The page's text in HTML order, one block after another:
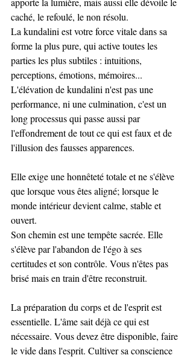
caché, le refoulé, le non résolu.
La kundalini est votre force vitale dans sa
forme la plus pure, qui active toutes les
parties les plus subtiles : intuitions,
perceptions, émotions, mémoires...
L'élévation de kundalini n'est pas une
performance, ni une culmination, c'est un
long processus qui passe aussi par
l'effondrement de tout ce qui est faux et de
l'illusion des fausses apparences.
Elle exige une honnêteté totale et ne s'élève
que lorsque vous êtes aligné; lorsque le
monde intérieur devient calme, stable et
ouvert.
Son chemin est une tempête sacrée. Elle
s'élève par l'abandon de l'égo à ses
certitudes et son contrôle. Vous n'êtes pas
brisé mais en train d'être reconstruit.
La préparation du corps et de l'esprit est
essentielle. L'âme sait déjà ce qui est
nécessaire. Vous devez être disponible, faire
le vide dans l'esprit. Cultiver sa conscience